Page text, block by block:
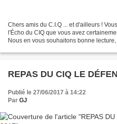
Chers amis du C.I.Q ... et d'ailleurs !
l'Écho du CIQ que vous avez
Nous en vous souhaitons bonne lecture,
REPAS DU CIQ LE
Publié le 27/06/2017 à 14:22
Par GJ